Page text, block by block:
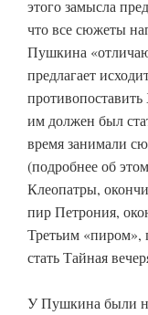
этого замысла
что все сюжеты
Пушкина
предлагает
им должен был
время занимали
(подробнее об
Клеопатры,
пир Петрония,
Третьим
стать Тайная
У Пушкина были